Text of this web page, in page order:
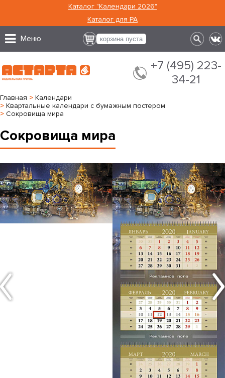
Каталог "Календари 2026"
Каталог для РА
Меню корзина пуста
+7 (495) 223-
34-21
Главная > Календари
> Квартальные календари с бумажным постером
> Сокровища мира
Сокровища мира